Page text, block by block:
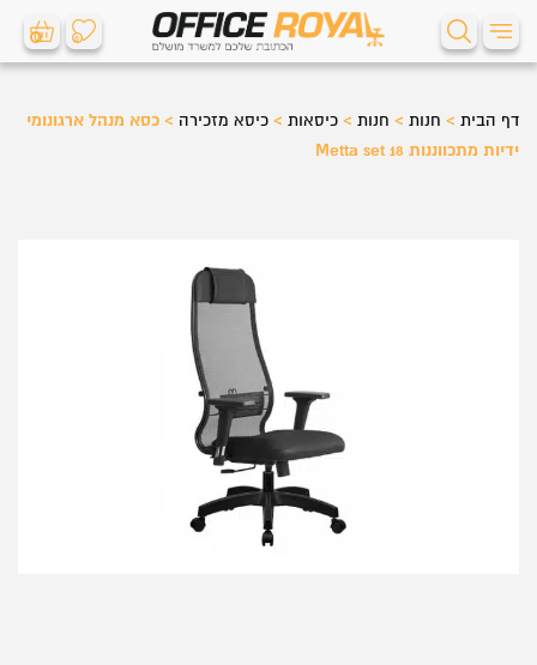
0 0
דף הבית > חנות > חנות > כיסאות > כיסא מזכירה > כסא מנהל ארגונומי
ידיות מתכווננות Metta set 18